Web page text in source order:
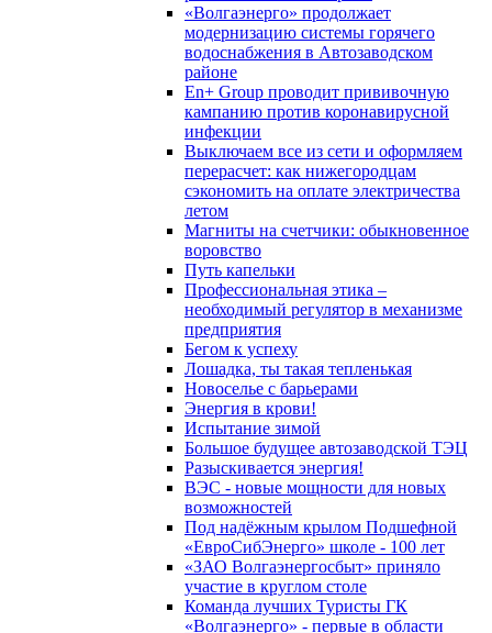
«Волгаэнерго» продолжает
модернизацию системы горячего
водоснабжения в Автозаводском
районе
En+ Group проводит прививочную
кампанию против коронавирусной
инфекции
Выключаем все из сети и оформляем
перерасчет: как нижегородцам
сэкономить на оплате электричества
летом
Магниты на счетчики: обыкновенное
воровство
Путь капельки
Профессиональная этика –
необходимый регулятор в механизме
предприятия
Бегом к успеху
Лошадка, ты такая тепленькая
Новоселье с барьерами
Энергия в крови!
Испытание зимой
Большое будущее автозаводской ТЭЦ
Разыскивается энергия!
ВЭС - новые мощности для новых
возможностей
Под надёжным крылом Подшефной
«ЕвроСибЭнерго» школе - 100 лет
«ЗАО Волгаэнергосбыт» приняло
участие в круглом столе
Команда лучших Туристы ГК
«Волгаэнерго» - первые в области